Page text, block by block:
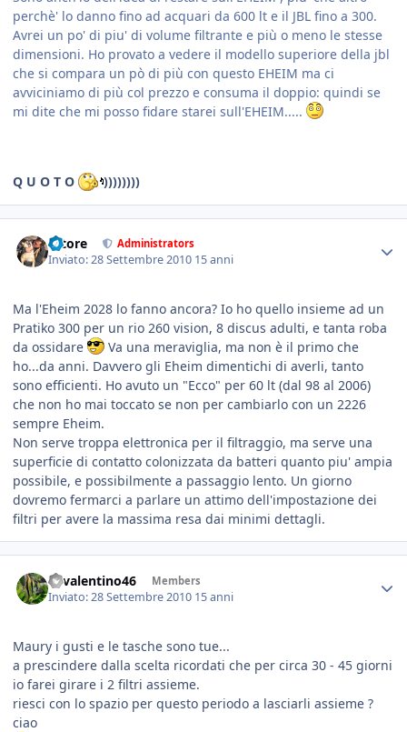
perchè' lo danno fino ad acquari da 600 lt e il JBL fino a 300.
Avrei un po' di piu' di volume filtrante e più o meno le stesse
dimensioni. Ho provato a vedere il modello superiore della jbl
che si compara un pò di più con questo EHEIM ma ci
avviciniamo di più col prezzo e consuma il doppio: quindi se
mi dite che mi posso fidare starei sull'EHEIM.....
Q U O T O ))))))))
tatore Administrators
Inviato:28 Settembre 2010 15 anni
Ma l'Eheim 2028 lo fanno ancora? Io ho quello insieme ad un
Pratiko 300 per un rio 260 vision, 8 discus adulti, e tanta roba
da ossidare
Va una meraviglia, ma non è il primo che
ho...da anni. Davvero gli Eheim dimentichi di averli, tanto
sono efficienti. Ho avuto un "Ecco" per 60 lt (dal 98 al 2006)
che non ho mai toccato se non per cambiarlo con un 2226
sempre Eheim.
Non serve troppa elettronica per il filtraggio, ma serve una
superficie di contatto colonizzata da batteri quanto piu' ampia
possibile, e possibilmente a passaggio lento. Un giorno
dovremo fermarci a parlare un attimo dell'impostazione dei
filtri per avere la massima resa dai minimi dettagli.
46valentino46 Members
Inviato:28 Settembre 2010 15 anni
Maury i gusti e le tasche sono tue...
a prescindere dalla scelta ricordati che per circa 30 - 45 giorni
io farei girare i 2 filtri assieme.
riesci con lo spazio per questo periodo a lasciarli assieme ?
ciao